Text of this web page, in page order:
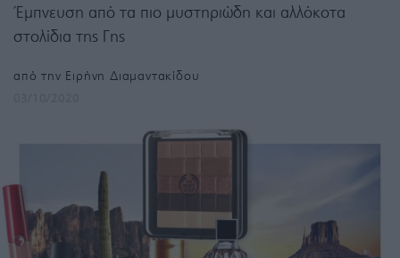
Έμπνευση από τα πιο μυστηριώδη και αλλόκοτα
στολίδια της Γης
από την Ειρήνη Διαμαντακίδου